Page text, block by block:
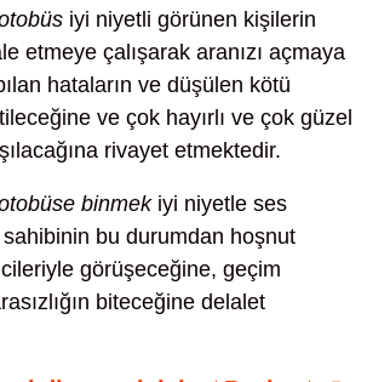
iyi niyetli görünen kişilerin
etmeye çalışarak aranızı açmaya
hataların ve düşülen kötü
ve çok hayırlı ve çok güzel
rivayet etmektedir.
binmekiyi niyetle ses
bu durumdan hoşnut
görüşeceğine, geçim
biteceğine delalet